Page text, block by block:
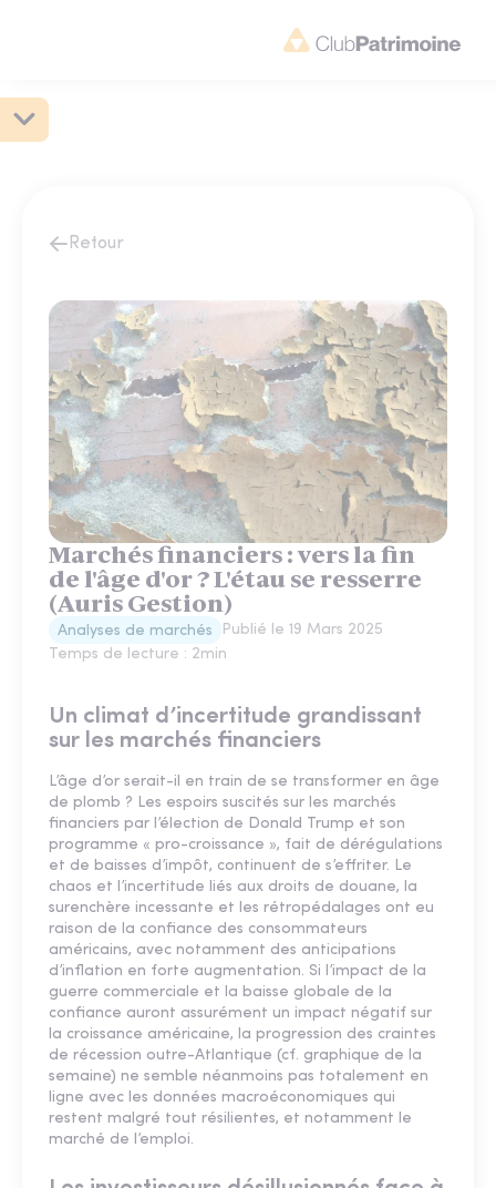
Retour
Marchés financiers : vers la fin
de l'âge d'or ? L'étau se resserre
(Auris Gestion)
Analyses de marchés Publié le 19 Mars 2025
Temps de lecture : 2min
Un climat d’incertitude grandissant
sur les marchés financiers
L’âge d’or serait-il en train de se transformer en âge
de plomb ? Les espoirs suscités sur les marchés
financiers par l’élection de Donald Trump et son
programme « pro-croissance », fait de dérégulations
et de baisses d’impôt, continuent de s’effriter. Le
chaos et l’incertitude liés aux droits de douane, la
surenchère incessante et les rétropédalages ont eu
raison de la confiance des consommateurs
américains, avec notamment des anticipations
d’inflation en forte augmentation. Si l’impact de la
guerre commerciale et la baisse globale de la
confiance auront assurément un impact négatif sur
la croissance américaine, la progression des craintes
de récession outre-Atlantique (cf. graphique de la
semaine) ne semble néanmoins pas totalement en
ligne avec les données macroéconomiques qui
restent malgré tout résilientes, et notamment le
marché de l’emploi.